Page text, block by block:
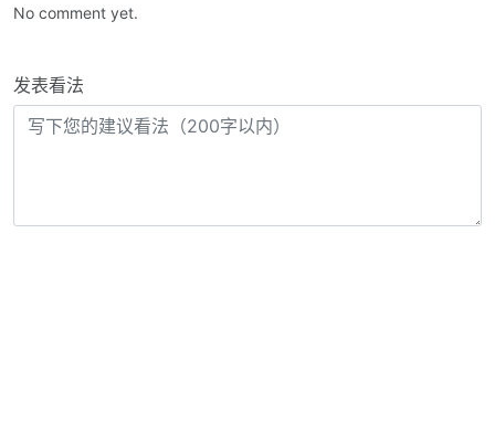
No comment yet.
发表看法